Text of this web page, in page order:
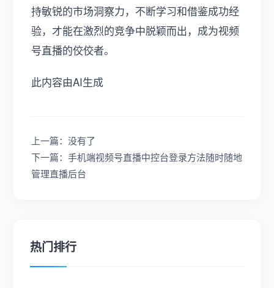
持敏锐的市场洞察力，不断学习和借鉴成功经
验，才能在激烈的竞争中脱颖而出，成为视频
号直播的佼佼者。
此内容由AI生成
上一篇：没有了
下一篇：手机端视频号直播中控台登录方法随时随地
管理直播后台
热门排行